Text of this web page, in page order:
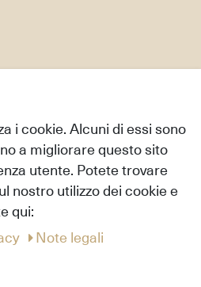
di trasporto
i cookie. Alcuni di essi sono
a migliorare questo sito
utente. Potete trovare
nostro utilizzo dei cookie e
qui:
Note legali